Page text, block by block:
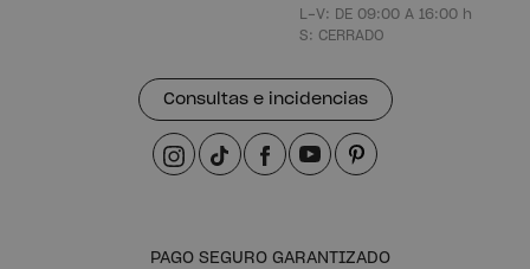
L-V: DE 09:00 A 16:00 h
S: CERRADO
Consultas e incidencias
PAGO SEGURO GARANTIZADO